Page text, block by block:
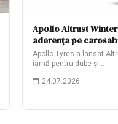
Apollo Altrust
aderența pe
Apollo Tyres a lansat
iarnă pentru dube și…
24.07.2026